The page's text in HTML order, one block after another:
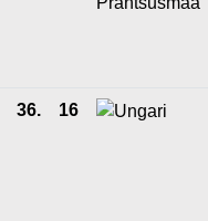
36. 16